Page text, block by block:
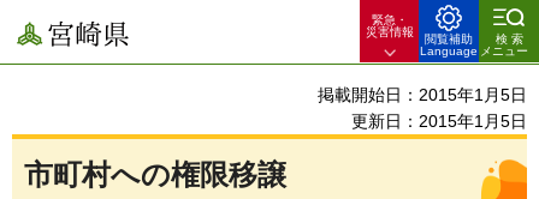
宮崎県
緊急・
災害情報
閲覧補助
Language
検索
メニュー
掲載開始日：2015年1月5日
更新日：2015年1月5日
市町村への権限移譲